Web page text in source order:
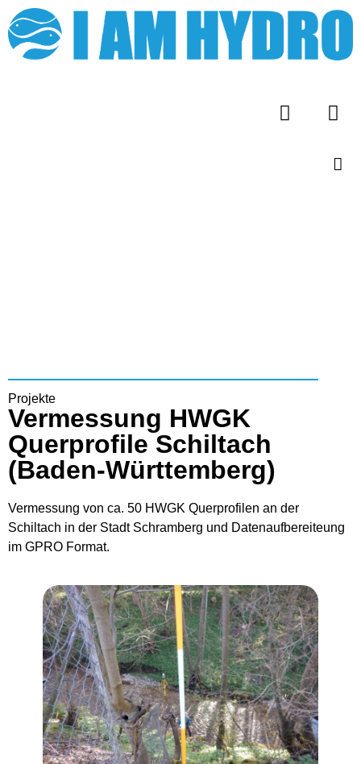
Projekte
Vermessung HWGK
Querprofile Schiltach
(Baden-Württemberg)
Vermessung von ca. 50 HWGK Querprofilen an der
Schiltach in der Stadt Schramberg und Datenaufbereiteung
im GPRO Format.